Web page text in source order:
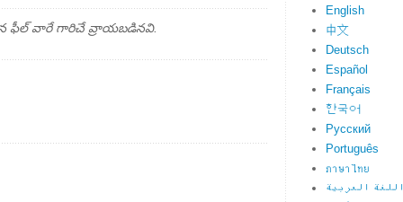
ఫీల్ వారే గారిచే వ్రాయబడినవి.
English
中文
Deutsch
Español
Français
한국어
Русский
Português
ภาษาไทย
اللغة العربية